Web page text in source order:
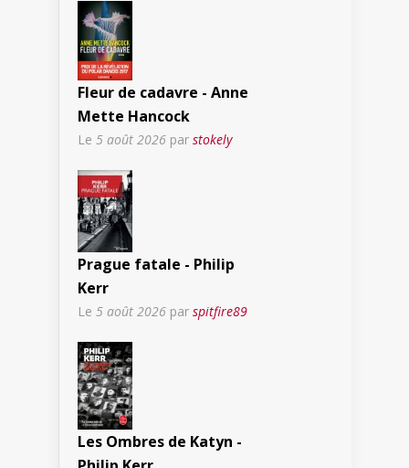
Fleur de cadavre - Anne
Mette Hancock
Le 5 août 2026 par stokely
Prague fatale - Philip
Kerr
Le 5 août 2026 par spitfire89
Les Ombres de Katyn -